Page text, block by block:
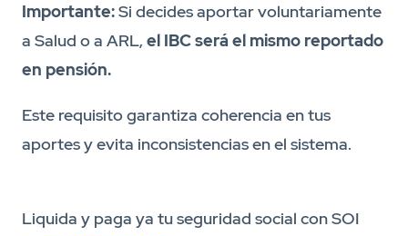
Importante:Si decides aportar voluntariamente
a Salud o a ARL, el IBC será el mismo reportado
en pensión.
Este requisito garantiza coherencia en tus
aportes y evita inconsistencias en el sistema.
Liquida y paga ya tu seguridad social con SOI